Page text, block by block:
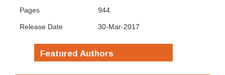
Pages 944
Release Date 30-Mar-2017
Featured Authors